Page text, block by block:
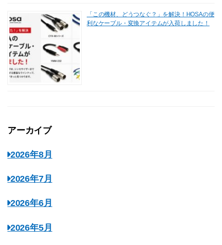
「この機材、どうつなぐ？」を解決！HOSAの便
利なケーブル・変換アイテムが入荷しました！
アーカイブ
2026年8月
2026年7月
2026年6月
2026年5月